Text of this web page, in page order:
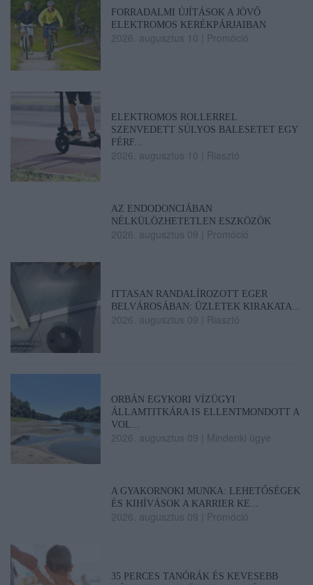
FORRADALMI ÚJÍTÁSOK A JÖVŐ
ELEKTROMOS KERÉKPÁRJAIBAN
2026. augusztus 10 Promóció
ELEKTROMOS ROLLERREL
SZENVEDETT SÚLYOS BALESETET EGY
FÉRF...
2026. augusztus 10 Riasztó
AZ ENDODONCIÁBAN
NÉLKÜLÖZHETETLEN ESZKÖZÖK
2026. augusztus 09 Promóció
ITTASAN RANDALÍROZOTT EGER
BELVÁROSÁBAN: ÜZLETEK KIRAKATA...
2026. augusztus 09 Riasztó
ORBÁN EGYKORI VÍZÜGYI
ÁLLAMTITKÁRA IS ELLENTMONDOTT A
VOL...
2026. augusztus 09 Mindenki ügye
A GYAKORNOKI MUNKA: LEHETŐSÉGEK
ÉS KIHÍVÁSOK A KARRIER KE...
2026. augusztus 09 Promóció
35 PERCES TANÓRÁK ÉS KEVESEBB